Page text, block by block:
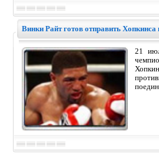
Винки Райт готов отправить Хопкинса
21